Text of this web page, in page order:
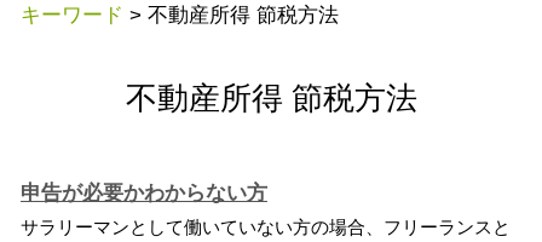
キーワード > 不動産所得 節税方法
不動産所得 節税方法
申告が必要かわからない方
サラリーマンとして働いていない方の場合、フリーランスと